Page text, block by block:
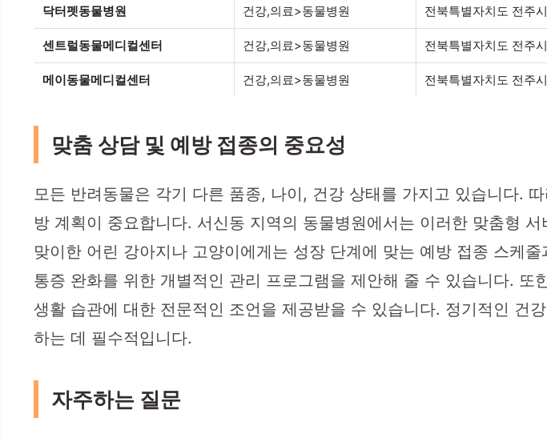
닥터펫동물병원 건강,의료>동물병원 전북특별자치도 전주
센트럴동물메디컬센터 건강,의료>동물병원 전북특별자치도 전주
메이동물메디컬센터 건강,의료>동물병원 전북특별자치도 전주
맞춤 상담 및 예방 접종의 중요성
모든 반려동물은 각기 다른 품종, 나이, 건강 상태를 가지고 있습니다.
방 계획이 중요합니다. 서신동 지역의 동물병원에서는 이러한 맞춤형
맞이한 어린 강아지나 고양이에게는 성장 단계에 맞는 예방 접종 스케
통증 완화를 위한 개별적인 관리 프로그램을 제안해 줄 수 있습니다.
생활 습관에 대한 전문적인 조언을 제공받을 수 있습니다. 정기적인 건
하는 데 필수적입니다.
자주하는 질문